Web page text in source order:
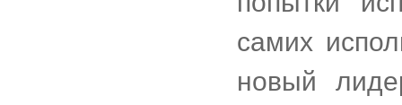
самих
новый